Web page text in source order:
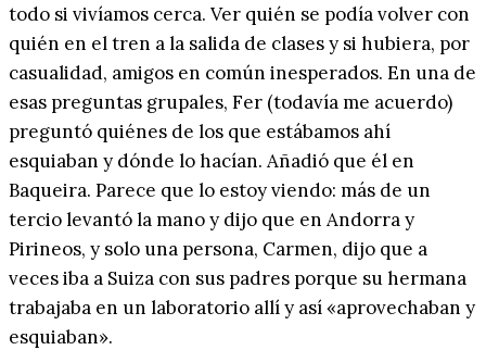
todo si vivíamos cerca. Ver quién se podía volver con
quién en el tren a la salida de clases y si hubiera, por
casualidad, amigos en común inesperados. En una de
esas preguntas grupales, Fer (todavía me acuerdo)
preguntó quiénes de los que estábamos ahí
esquiaban y dónde lo hacían. Añadió que él en
Baqueira. Parece que lo estoy viendo: más de un
tercio levantó la mano y dijo que en Andorra y
Pirineos, y solo una persona, Carmen, dijo que a
veces iba a Suiza con sus padres porque su hermana
trabajaba en un laboratorio allí y así «aprovechaban y
esquiaban».